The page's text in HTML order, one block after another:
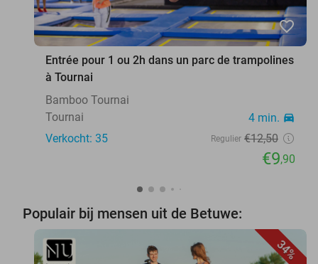
favorite_border
Entrée pour 1 ou 2h dans un parc de trampolines
à Tournai
Bamboo Tournai
Tournai
4 min. directions_car
Verkocht: 35 Regulier €12,50
€9,90
Populair bij mensen uit de Betuwe:
34%